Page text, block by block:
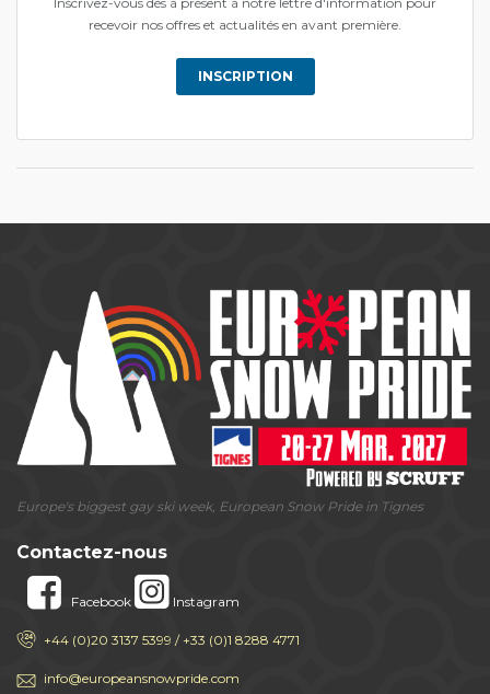
recevoir nos offres et actualités en avant première.
INSCRIPTION
Europe's biggest gay ski week, European Snow Pride in Tignes
Contactez-nous
Facebook Instagram
+44 (0)20 3137 5399 / +33 (0)1 8288 4771
info@europeansnowpride.com